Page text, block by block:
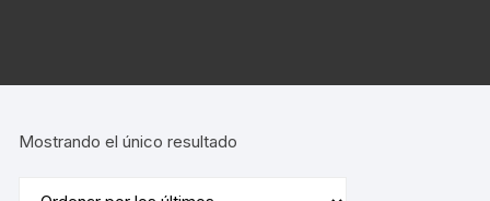
Mostrando el único resultado